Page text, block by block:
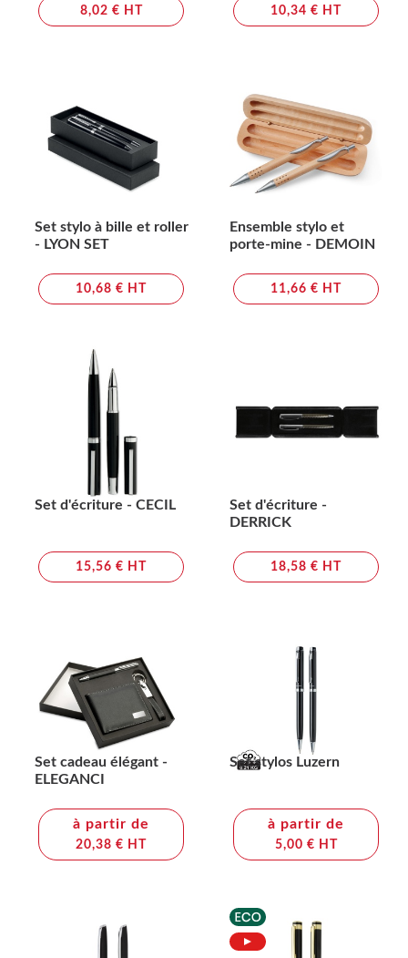
8,02 € HT 10,34 € HT
Set stylo à bille et roller
- LYON SET
10,68 € HT
Ensemble stylo et
porte-mine - DEMOIN
11,66 € HT
Set d'écriture - CECIL
15,56 € HT
Set d'écriture -
DERRICK
18,58 € HT
Set cadeau élégant -
ELEGANCI
à partir de
20,38 € HT
Set stylos Luzern
à partir de
5,00 € HT